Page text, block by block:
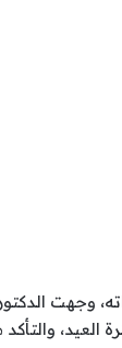
وجهت
العيد،